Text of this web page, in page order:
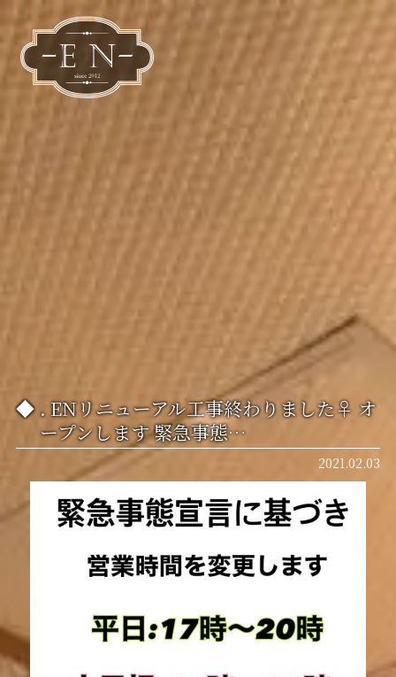
. ENリニューアル工事終わりました‍♀️ オ
ープンします 緊急事態…
2021.02.03